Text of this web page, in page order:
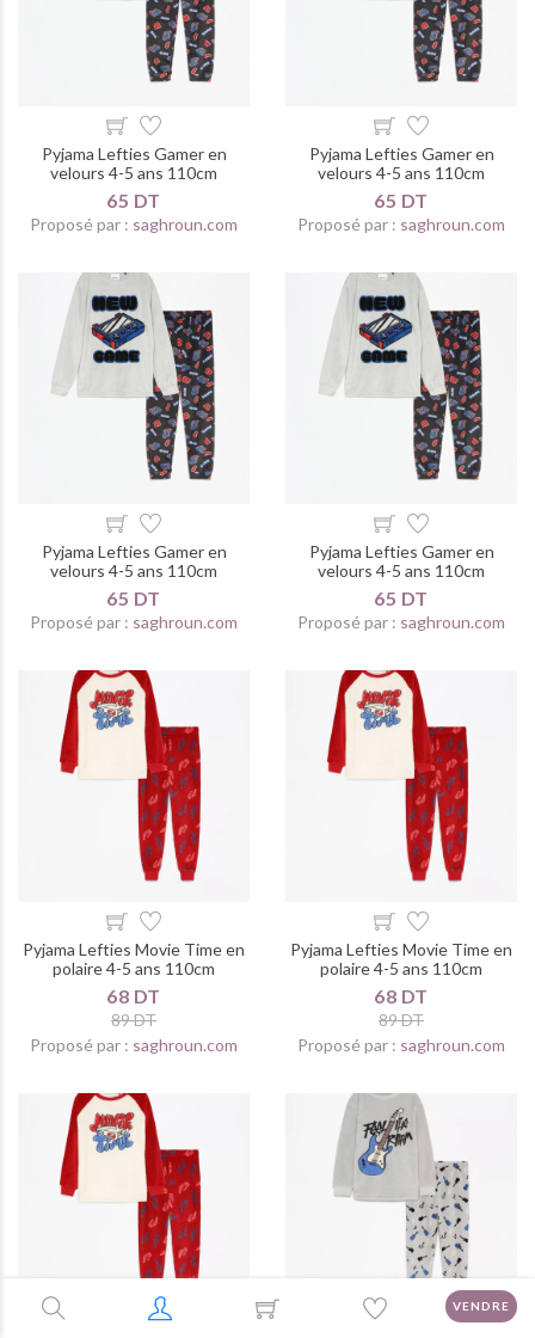
VENDRE
Pyjama Lefties Gamer en
velours 4-5 ans 110cm
65 DT
Proposé par : saghroun.com
Pyjama Lefties Gamer en
velours 4-5 ans 110cm
65 DT
Proposé par : saghroun.com
Pyjama Lefties Gamer en
velours 4-5 ans 110cm
65 DT
Proposé par : saghroun.com
Pyjama Lefties Gamer en
velours 4-5 ans 110cm
65 DT
Proposé par : saghroun.com
Pyjama Lefties Movie Time en
polaire 4-5 ans 110cm
68 DT
89 DT
Proposé par : saghroun.com
Pyjama Lefties Movie Time en
polaire 4-5 ans 110cm
68 DT
89 DT
Proposé par : saghroun.com